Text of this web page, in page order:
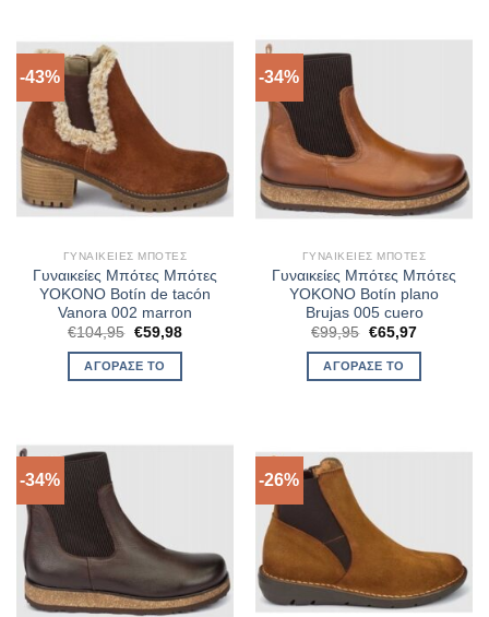
-43%
ΓΥΝΑΙΚΕΊΕΣ ΜΠΌΤΕΣ
Γυναικείες Μπότες Μπότες
YOKONO Botín de tacón
Vanora 002 marron
€104,95 Original
was:
€104,95.
€59,98Η
ΑΓΌΡΑΣΈ ΤΟ
-34%
ΓΥΝΑΙΚΕΊΕΣ ΜΠΌΤΕΣ
Γυναικείες Μπότες Μπότες
YOKONO Botín plano
Brujas 005 cuero
€99,95 Original
was:
€99,95.
€65,97Η
ΑΓΌΡΑΣΈ ΤΟ
-34% -26%